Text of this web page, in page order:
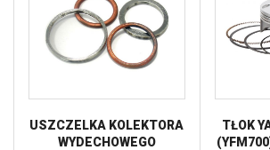
USZCZELKA KOLEKTORA
WYDECHOWEGO
TŁOK